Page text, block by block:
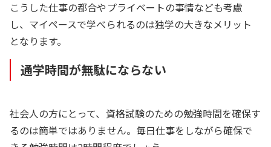
こうした仕事の都合やプライベートの事情なども考慮
し、マイペースで学べられるのは独学の大きなメリット
となります。
通学時間が無駄にならない
社会人の方にとって、資格試験のための勉強時間を確保す
るのは簡単ではありません。毎日仕事をしながら確保で